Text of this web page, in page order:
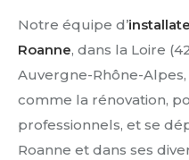
Notre équipe d’
Roanne, dans la Loire
Auvergne-Rhône-
comme la rénovation,
professionnels, et se
Roanne et dans ses